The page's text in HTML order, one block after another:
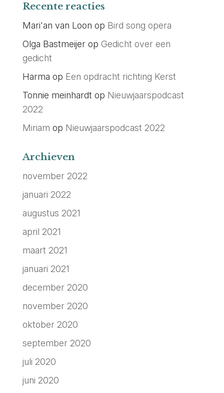
Recente reacties
Mari'an van Loon op Bird song opera
Olga Bastmeijerop Gedicht over een
gedicht
Harma op Een opdracht richting Kerst
Tonnie meinhardt op Nieuwjaarspodcast
2022
Miriam op Nieuwjaarspodcast 2022
Archieven
november 2022
januari 2022
augustus 2021
april 2021
maart 2021
januari 2021
december 2020
november 2020
oktober 2020
september 2020
juli 2020
juni 2020